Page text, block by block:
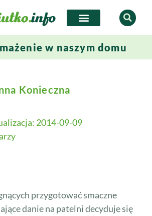
w naszym domu
Konieczna
2014-09-09
przygotować smaczne
danie na patelni decyduje się